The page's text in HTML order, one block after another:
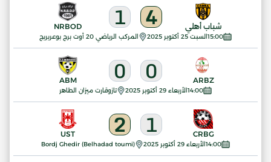
15:00السبت 25 أكتوبر 2025 المركب الرياضي 20 أوت برج بوعريريج
شباب أهلي 4
1
NRBOD
14:00الأربعاء 29 أكتوبر 2025 تازوقارت ميزان الطاهر
ARBZ
0
0
ABM
14:00الأربعاء 29 أكتوبر 2025 Bordj Ghedir (Belhadad toumi)
CRBG
1
2
UST